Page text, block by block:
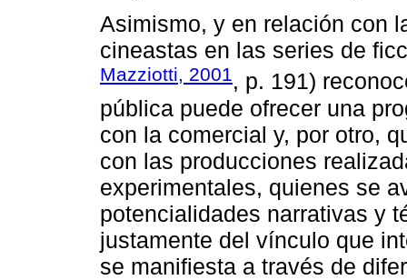
Asimismo, y en relación con
cineastas en las series de
Mazziotti, 2001, p. 191)
pública puede ofrecer una
con la comercial y, por otro,
con las producciones
experimentales, quienes se
potencialidades narrativas y
justamente del vínculo que
se manifiesta a través de